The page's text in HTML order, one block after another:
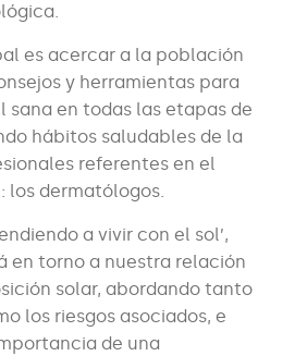
es acercar a la población
y herramientas para
sana en todas las etapas de
hábitos saludables de la
referentes en el
los dermatólogos.
a vivir con el sol’,
en torno a nuestra relación
solar, abordando tanto
los riesgos asociados, e
de una